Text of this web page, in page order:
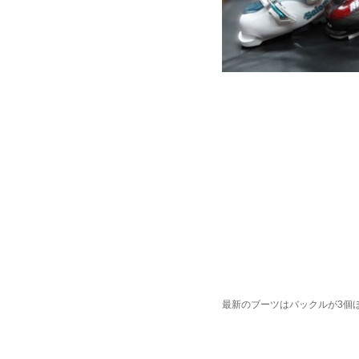
最新のブーツはバックルが3個